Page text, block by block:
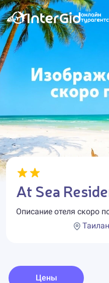
At Sea
Описание отеля скоро
Цены